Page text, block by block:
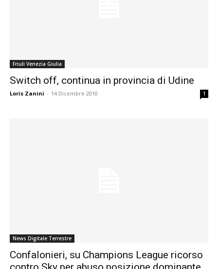
Friuli Venezia Giulia
Switch off, continua in provincia di Udine
Loris Zanini - 14 Dicembre 2010 1
News Digitale Terrestre
Confalonieri, su Champions League ricorso